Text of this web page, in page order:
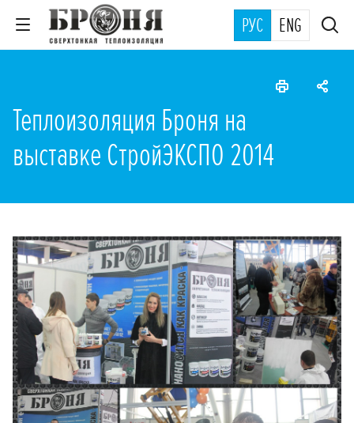
РУС ENG
Теплоизоляция Броня на
выставке СтройЭКСПО 2014